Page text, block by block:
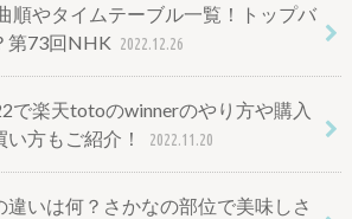
順やタイムテーブル一覧！トップバ
第73回NHK 2022.12.26
で楽天totoのwinnerのやり方や購入
方もご紹介！
2022.11.20
違いは何？さかなの部位で美味しさ